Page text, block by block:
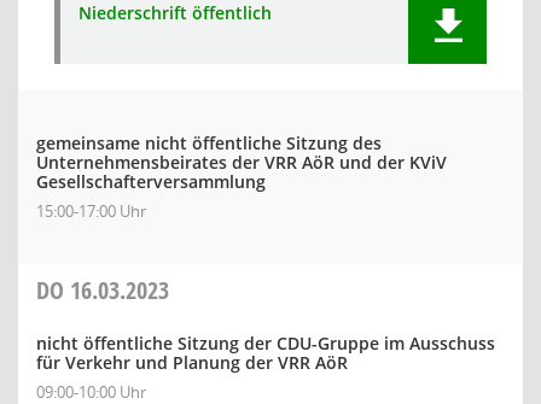
Niederschrift öffentlich
gemeinsame nicht öffentliche Sitzung des
Unternehmensbeirates der VRR AöR und der KViV
Gesellschafterversammlung
15:00-17:00 Uhr
DO 16.03.2023
nicht öffentliche Sitzung der CDU-Gruppe im Ausschuss
für Verkehr und Planung der VRR AöR
09:00-10:00 Uhr